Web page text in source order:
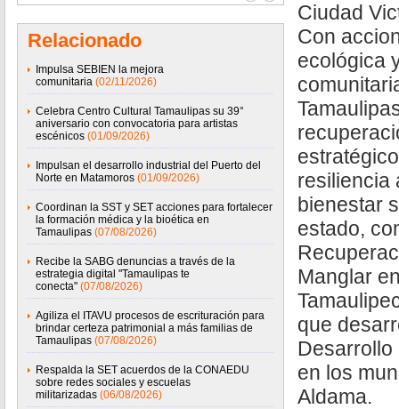
Relacionado
Impulsa SEBIEN la mejora
comunitaria (02/11/2026)
Celebra Centro Cultural Tamaulipas su 39°
aniversario con convocatoria para artistas
escénicos (01/09/2026)
Impulsan el desarrollo industrial del Puerto del
Norte en Matamoros (01/09/2026)
Coordinan la SST y SET acciones para fortalecer
la formación médica y la bioética en
Tamaulipas (07/08/2026)
Recibe la SABG denuncias a través de la
estrategia digital "Tamaulipas te
conecta" (07/08/2026)
Agiliza el ITAVU procesos de escrituración para
brindar certeza patrimonial a más familias de
Tamaulipas (07/08/2026)
Respalda la SET acuerdos de la CONAEDU
sobre redes sociales y escuelas
militarizadas (06/08/2026)
Ciudad
Con
ecológica
resiliencia
bienestar
estado,
Manglar
que
Desarrollo
en los
Aldama.